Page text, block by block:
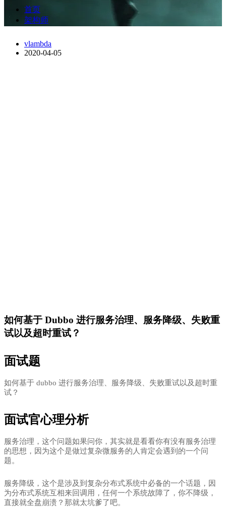
首页
架构师
vlambda
2020-04-05
如何基于 Dubbo 进行服务治理、服务降级、失败重
试以及超时重试？
面试题
如何基于 dubbo 进行服务治理、服务降级、失败重试以及超时重
试？
面试官心理分析
服务治理，这个问题如果问你，其实就是看看你有没有服务治理
的思想，因为这个是做过复杂微服务的人肯定会遇到的一个问
题。
服务降级，这个是涉及到复杂分布式系统中必备的一个话题，因
为分布式系统互相来回调用，任何一个系统故障了，你不降级，
直接就全盘崩溃？那就太坑爹了吧。